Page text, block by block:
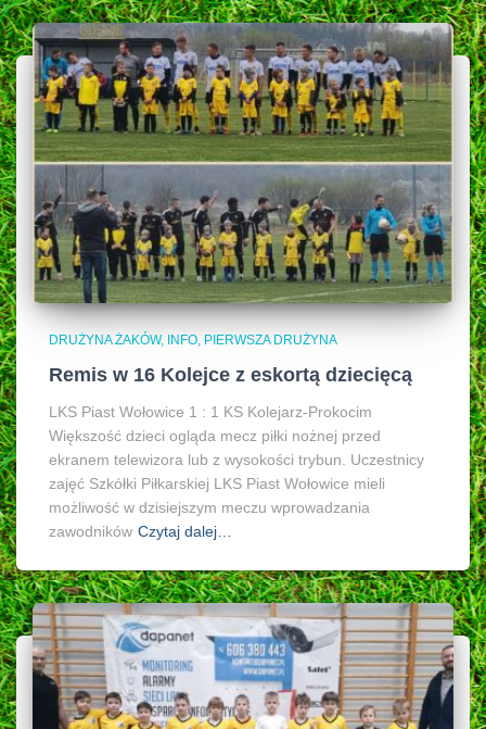
DRUŻYNA ŻAKÓW INFO PIERWSZA DRUŻYNA
Remis w 16 Kolejce z eskortą dziecięcą
LKS Piast Wołowice 1 : 1 KS Kolejarz-Prokocim
Większość dzieci ogląda mecz piłki nożnej przed
ekranem telewizora lub z wysokości trybun. Uczestnicy
zajęć Szkółki Piłkarskiej LKS Piast Wołowice mieli
możliwość w dzisiejszym meczu wprowadzania
zawodników Czytaj dalej…